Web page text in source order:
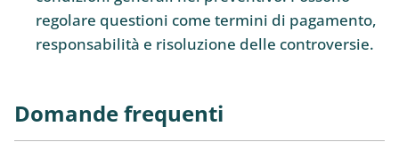
regolare questioni come termini di pagamento,
responsabilità e risoluzione delle controversie.
Domande frequenti